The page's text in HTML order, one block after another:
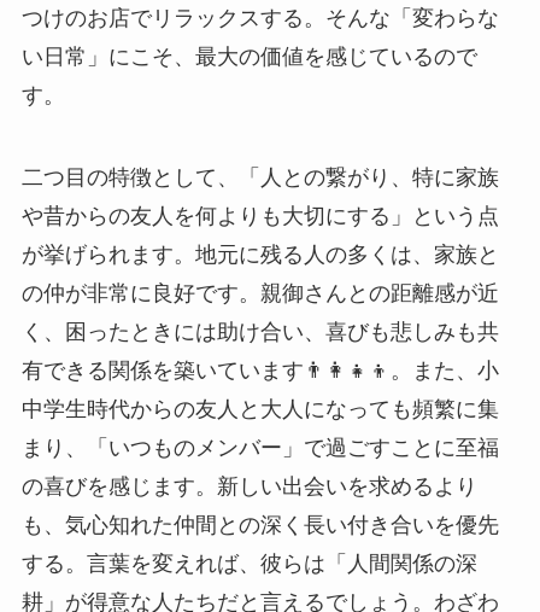
つけのお店でリラックスする。そんな「変わらな
い日常」にこそ、最大の価値を感じているので
す。
二つ目の特徴として、「人との繋がり、特に家族
や昔からの友人を何よりも大切にする」という点
が挙げられます。地元に残る人の多くは、家族と
の仲が非常に良好です。親御さんとの距離感が近
く、困ったときには助け合い、喜びも悲しみも共
有できる関係を築いています👨‍👩‍👧‍👦。また、小
中学生時代からの友人と大人になっても頻繁に集
まり、「いつものメンバー」で過ごすことに至福
の喜びを感じます。新しい出会いを求めるより
も、気心知れた仲間との深く長い付き合いを優先
する。言葉を変えれば、彼らは「人間関係の深
耕」が得意な人たちだと言えるでしょう。わざわ